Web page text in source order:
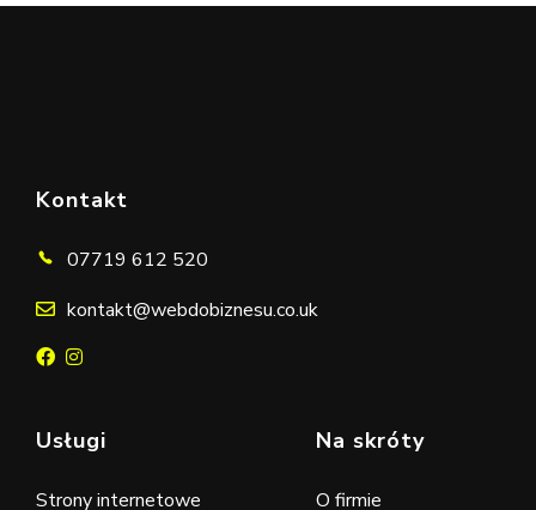
Kontakt
07719 612 520
kontakt@webdobiznesu.co.uk
Usługi
Strony internetowe
Na skróty
O firmie